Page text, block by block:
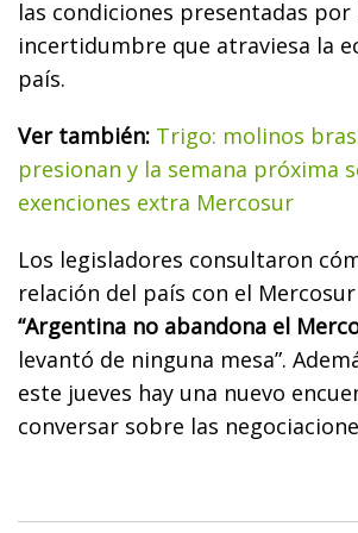
las condiciones presentadas por
incertidumbre que atraviesa la
país.
Ver también: Trigo: molinos
presionan y la semana próxima
exenciones extra Mercosur
Los legisladores consultaron
relación del país con el Mercosur
“Argentina no abandona el
levantó de ninguna mesa”.
este jueves hay una nuevo
conversar sobre las